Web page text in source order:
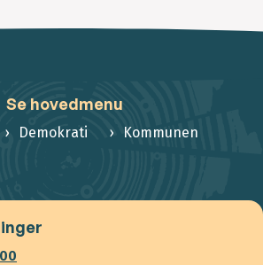
Se hovedmenu
Demokrati Kommunen